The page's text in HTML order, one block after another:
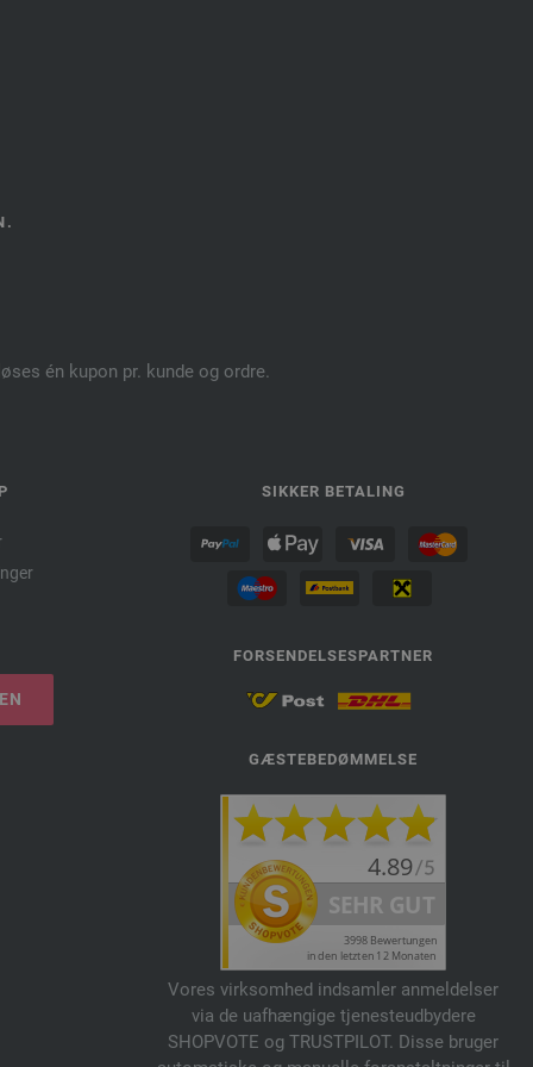
én kupon pr. kunde og ordre.
SIKKER BETALING
FORSENDELSESPARTNER
GÆSTEBEDØMMELSE
Vores virksomhed indsamler anmeldelser
via de uafhængige tjenesteudbydere
SHOPVOTE og TRUSTPILOT. Disse bruger